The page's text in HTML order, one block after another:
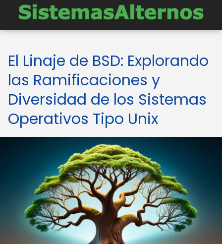
El Linaje de BSD: Explorando
las Ramificaciones y
Diversidad de los Sistemas
Operativos Tipo Unix